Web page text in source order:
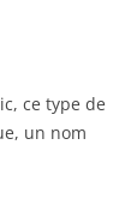
ce type de
un nom